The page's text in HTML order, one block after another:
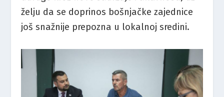
želju da se doprinos bošnjačke zajednice
još snažnije prepozna u lokalnoj sredini.